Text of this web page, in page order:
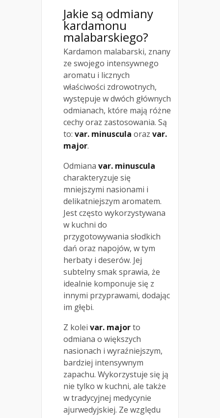
Jakie są odmiany
kardamonu
malabarskiego?
Kardamon malabarski, znany
ze swojego intensywnego
aromatu i licznych
właściwości zdrowotnych,
występuje w dwóch głównych
odmianach, które mają różne
cechy oraz zastosowania. Są
to: var. minuscula oraz var.
major.
Odmiana var. minuscula
charakteryzuje się
mniejszymi nasionami i
delikatniejszym aromatem.
Jest często wykorzystywana
w kuchni do
przygotowywania słodkich
dań oraz napojów, w tym
herbaty i deserów. Jej
subtelny smak sprawia, że
idealnie komponuje się z
innymi przyprawami, dodając
im głębi.
Z kolei var. majorto
odmiana o większych
nasionach i wyraźniejszym,
bardziej intensywnym
zapachu. Wykorzystuje się ją
nie tylko w kuchni, ale także
w tradycyjnej medycynie
ajurwedyjskiej. Ze względu